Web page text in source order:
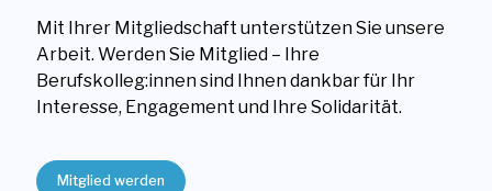
DE
Suche
Shop
Mit Ihrer Mitgliedschaft unterstützen Sie unsere
Arbeit. Werden Sie Mitglied – Ihre
Berufskolleg:innen sind Ihnen dankbar für Ihr
Interesse, Engagement und Ihre Solidarität.
Mitglied werden